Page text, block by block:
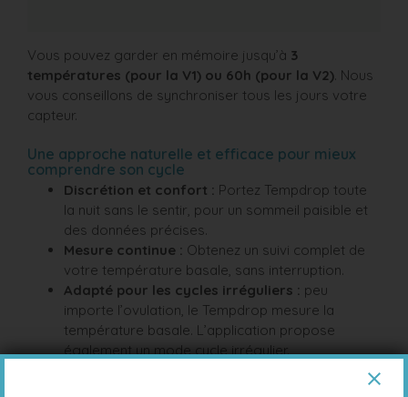
Vous pouvez garder en mémoire jusqu’à 3
températures (pour la V1) ou 60h (pour la V2). Nous
vous conseillons de synchroniser tous les jours votre
capteur.
Une approche naturelle et efficace pour mieux
comprendre son cycle
Discrétion et confort : Portez Tempdrop toute
la nuit sans le sentir, pour un sommeil paisible et
des données précises.
Mesure continue : Obtenez un suivi complet de
votre température basale, sans interruption.
Adapté pour les cycles irréguliers : peu
importe l’ovulation, le Tempdrop mesure la
température basale. L’application propose
également un mode cycle irrégulier.